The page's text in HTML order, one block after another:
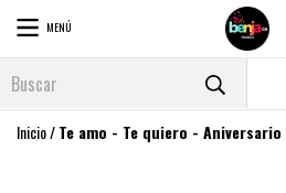
MENÚ
Inicio/Te amo - Te quiero - Aniversario